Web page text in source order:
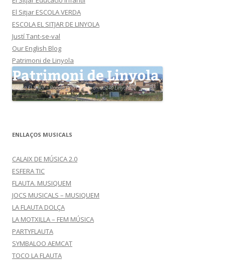
El Sitjar ESCOLA VERDA
ESCOLA EL SITJAR DE LINYOLA
Justí Tant-se-val
Our English Blog
Patrimoni de Linyola
ENLLAÇOS MUSICALS
CALAIX DE MÚSICA 2.0
ESFERA TIC
FLAUTA. MUSIQUEM
JOCS MUSICALS – MUSIQUEM
LA FLAUTA DOLÇA
LA MOTXILLA – FEM MÚSICA
PARTYFLAUTA
SYMBALOO AEMCAT
TOCO LA FLAUTA